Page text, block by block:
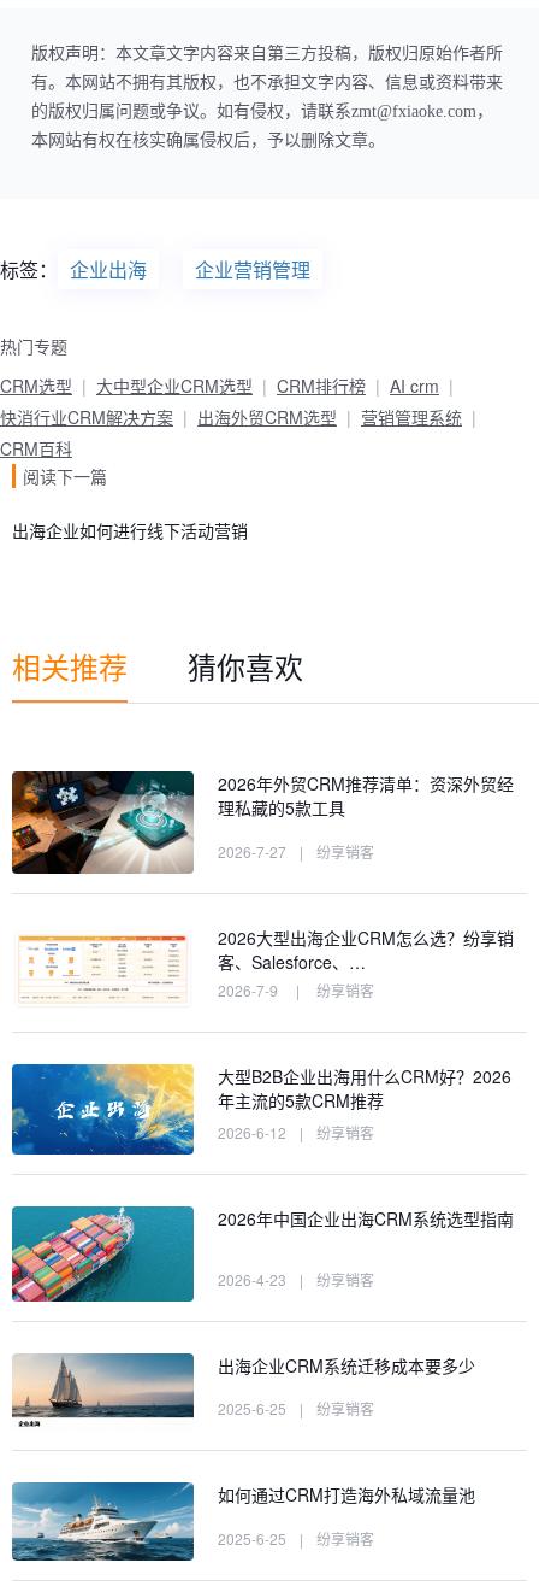
版权声明：本文章文字内容来自第三方投稿，版权归原始作者所
有。本网站不拥有其版权，也不承担文字内容、信息或资料带来
的版权归属问题或争议。如有侵权，请联系zmt@fxiaoke.com，
本网站有权在核实确属侵权后，予以删除文章。
标签： 企业出海 企业营销管理
热门专题
CRM选型
大中型企业CRM选型 CRM排行榜
AI crm
快消行业CRM解决方案
出海外贸CRM选型
营销管理系统
CRM百科
阅读下一篇
出海企业如何进行线下活动营销
相关推荐 猜你喜欢
2026年外贸CRM推荐清单：资深外贸经
理私藏的5款工具
2026-7-27 | 纷享销客
2026大型出海企业CRM怎么选？纷享销
客、Salesforce、…
2026-7-9 | 纷享销客
大型B2B企业出海用什么CRM好？2026
年主流的5款CRM推荐
2026-6-12 | 纷享销客
2026年中国企业出海CRM系统选型指南
2026-4-23 | 纷享销客
出海企业CRM系统迁移成本要多少
2025-6-25 | 纷享销客
如何通过CRM打造海外私域流量池
2025-6-25 | 纷享销客